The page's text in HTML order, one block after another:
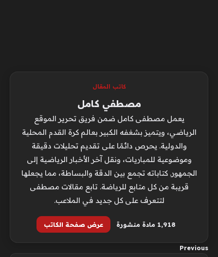
كاتب المقال
مصطفي كامل
يعمل مصطفى كامل ضمن فريق تحرير الموقع
الرياضي، ويتميز بشغفه الكبير بعالم كرة القدم المحلية
والدولية. يحرص دائمًا على تقديم تحليلات دقيقة
وموضوعية للمباريات، ونقل آخر الأخبار الرياضية إلى
الجمهور. كتاباته تجمع بين الدقة والبساطة، مما يجعلها
قريبة من كل متابع للرياضة. تابع مقالات مصطفى
لتتعرف على كل جديد في الملاعب.
1٬918 مادة منشورة عرض صفحة الكاتب
Previous